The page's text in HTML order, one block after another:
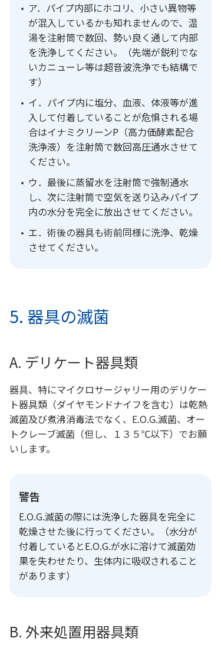
ア．パイプ内部にホコリ、小さい異物等
が混入しているかも知れませんので、温
湯を注射筒で数回、勢い良く通して内部
を洗浄してください。（先端が鋭利でな
いカニューレ等は超音波洗浄でも結構で
す）
イ．パイプ内に塩分、血液、体液等が進
入して付着していることが危惧される場
合はイナミクリーンP（高力価酵素配合
洗浄液）を注射筒で数回高圧通水させて
ください。
ウ．最後に蒸留水を注射筒で強制通水
し、次に注射筒で空気を送り込みパイプ
内の水分を完全に放出させてください。
エ．術後の器具も術前同様に洗浄、乾燥
させてください。
5. 器具の滅菌
A. デリケート器具類
器具、特にマイクロサージャリー用のデリケー
ト器具類（ダイヤモンドナイフを含む）は乾熱
滅菌及び煮沸消毒法でなく、E.O.G.滅菌、オー
トクレーブ滅菌（但し、１３５℃以下）でお願
いします。
警告
E.O.G.滅菌の際には洗浄した器具を完全に
乾燥させた後に行ってください。（水分が
付着しているとE.O.G.が水に溶けて滅菌効
果を失わせたり、生体内に吸収されること
があります）
B. 外来処置用器具類